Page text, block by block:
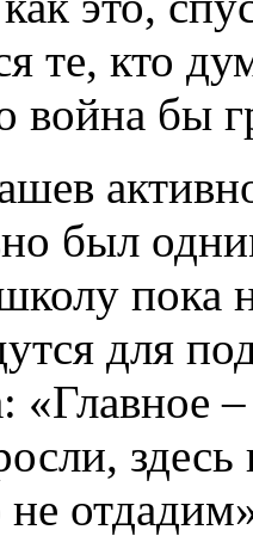
те, кто
война бы
был
пока
для
«Главное
не